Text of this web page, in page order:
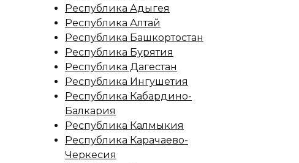
Республика Адыгея
Республика Алтай
Республика Башкортостан
Республика Бурятия
Республика Дагестан
Республика Ингушетия
Республика Кабардино-
Балкария
Республика Калмыкия
Республика Карачаево-
Черкесия